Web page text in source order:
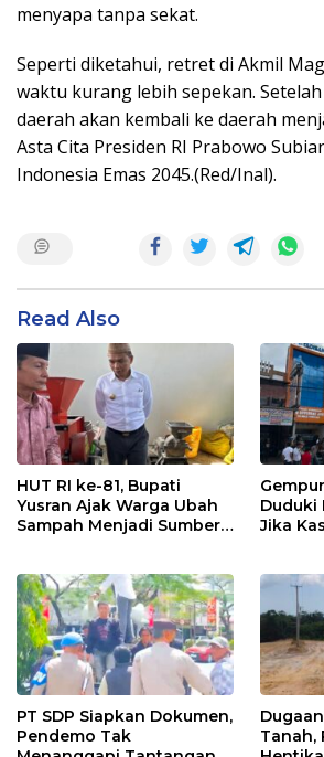
menyapa tanpa sekat.
Seperti diketahui, retret di Akmil
waktu kurang lebih sepekan.
daerah akan kembali ke daerah
Asta Cita Presiden RI Prabowo
Indonesia Emas 2045.(Red/Inal).
Read Also
HUT RI ke-81, Bupati
Yusran Ajak Warga Ubah
Sampah Menjadi Sumber
Duduki
Jika
PT SDP Siapkan Dokumen,
Pendemo Tak
Tanah,